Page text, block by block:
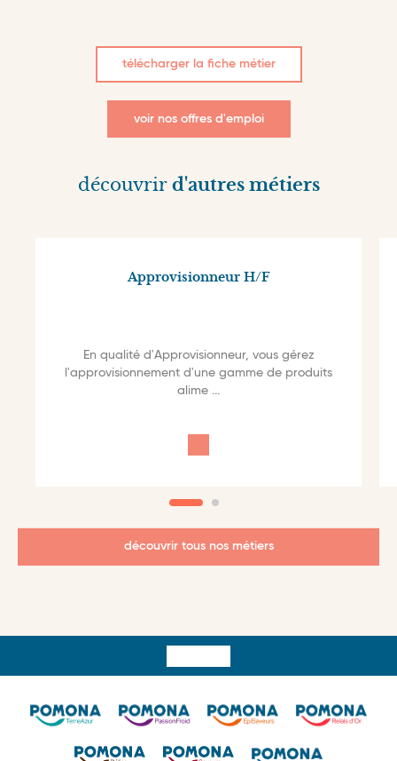
télécharger la fiche métier
voir nos offres d'emploi
découvrird'autres métiers
Approvisionneur H/F
En qualité d'Approvisionneur, vous gérez
l'approvisionnement d'une gamme de produits
alime ...
découvrir tous nos métiers
Surfooter
menu